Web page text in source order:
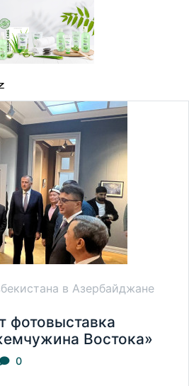
в Азербайджане
фотовыставка
Востока»
0